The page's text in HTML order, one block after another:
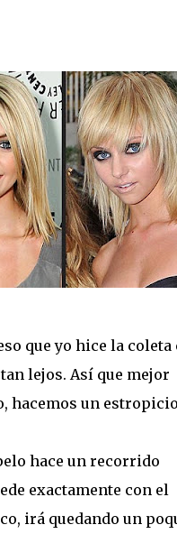
que yo hice la coleta
lejos. Así que mejor
hacemos un
hace un recorrido
exactamente con el
irá quedando un